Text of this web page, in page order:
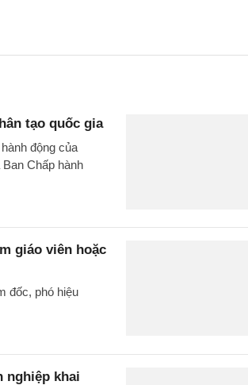
tạo quốc gia
động của
Chấp hành
giáo viên hoặc
đốc, phó hiệu
nghiệp khai